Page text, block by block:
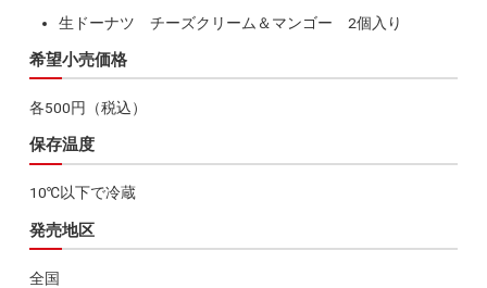
生ドーナツ チーズクリーム＆マンゴー 2個入り
希望小売価格
各500円（税込）
保存温度
10℃以下で冷蔵
発売地区
全国